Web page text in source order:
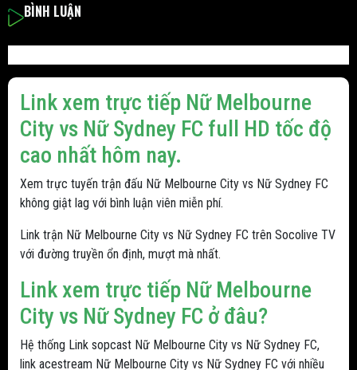
BÌNH LUẬN
Link xem trực tiếp Nữ Melbourne
City vs Nữ Sydney FC full HD tốc độ
cao nhất hôm nay.
Xem trực tuyến trận đấu Nữ Melbourne City vs Nữ Sydney FC
không giật lag với bình luận viên miễn phí.
Link trận Nữ Melbourne City vs Nữ Sydney FC trên Socolive TV
với đường truyền ổn định, mượt mà nhất.
Link xem trực tiếp Nữ Melbourne
City vs Nữ Sydney FC ở đâu?
Hệ thống Link sopcast Nữ Melbourne City vs Nữ Sydney FC,
link acestream Nữ Melbourne City vs Nữ Sydney FC với nhiều